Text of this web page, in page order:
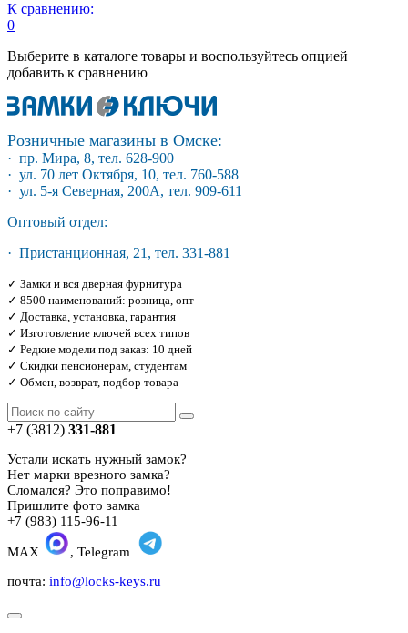
К сравнению:
0
Выберите в каталоге товары и воспользуйтесь опцией
добавить к сравнению
Розничные магазины в Омске:
· пр. Мира, 8, тел. 628-900
· ул. 70 лет Октября, 10, тел. 760-588
· ул. 5-я Северная, 200А, тел. 909-611
Оптовый отдел:
· Пристанционная, 21, тел. 331-881
✓ Замки и вся дверная фурнитура
✓ 8500 наименований: розница, опт
✓ Доставка, установка, гарантия
✓ Изготовление ключей всех типов
✓ Редкие модели под заказ: 10 дней
✓ Скидки пенсионерам, студентам
✓ Обмен, возврат, подбор товара
+7 (3812) 331-881
Устали искать нужный замок?
Нет марки врезного замка?
Сломался? Это поправимо!
Пришлите фото замка
+7 (983) 115-96-11
MAX
, Telegram
почта: info@locks-keys.ru